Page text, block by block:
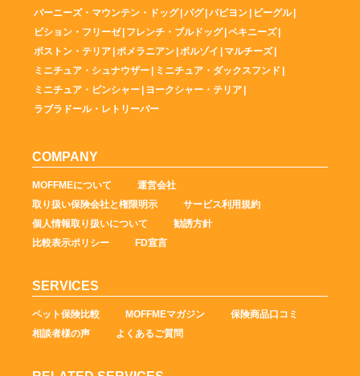
バーニーズ・マウンテン・ドッグ |パグ |パピヨン | ビーグル |
ビション・フリーゼ | フレンチ・ブルドッグ |ペキニーズ |
ボストン・テリア | ポメラニアン | ボルゾイ | マルチーズ |
ミニチュア・シュナウザー | ミニチュア・ダックスフンド |
ミニチュア・ピンシャー | ヨークシャー・テリア |
ラブラドール・レトリーバー
COMPANY
MOFFMEについて
運営会社
取り扱い保険会社と権限明示
サービス利用規約
個人情報取り扱いについて
勧誘方針
比較表示ポリシー
FD宣言
SERVICES
ペット保険比較 MOFFMEマガジン
保険商品口コミ
相談者様の声
よくあるご質問